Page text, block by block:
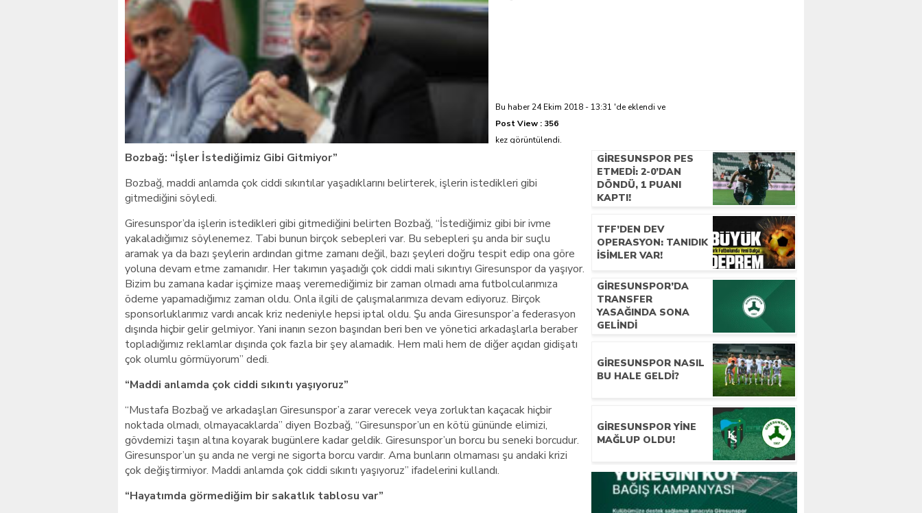
Giresunlu sürücü Orhangazi’de hayatını kaybetti
Bu haber 24 Ekim 2018 - 13:31 'de eklendi ve
Post View : 356
kez görüntülendi.
Bozbağ: “İşler İstediğimiz Gibi Gitmiyor”
Bozbağ, maddi anlamda çok ciddi sıkıntılar yaşadıklarını belirterek, işlerin istedikleri gibi
gitmediğini söyledi.
Giresunspor’da işlerin istedikleri gibi gitmediğini belirten Bozbağ, “İstediğimiz gibi bir ivme
yakaladığımız söylenemez. Tabi bunun birçok sebepleri var. Bu sebepleri şu anda bir suçlu
aramak ya da bazı şeylerin ardından gitme zamanı değil, bazı şeyleri doğru tespit edip ona göre
yoluna devam etme zamanıdır. Her takımın yaşadığı çok ciddi mali sıkıntıyı Giresunspor da yaşıyor.
Bizim bu zamana kadar işçimize maaş veremediğimiz bir zaman olmadı ama futbolcularımıza
ödeme yapamadığımız zaman oldu. Onla ilgili de çalışmalarımıza devam ediyoruz. Birçok
sponsorluklarımız vardı ancak kriz nedeniyle hepsi iptal oldu. Şu anda Giresunspor’a federasyon
dışında hiçbir gelir gelmiyor. Yani inanın sezon başından beri ben ve yönetici arkadaşlarla beraber
topladığımız reklamlar dışında çok fazla bir şey alamadık. Hem mali hem de diğer açıdan gidişatı
çok olumlu görmüyorum” dedi.
“Maddi anlamda çok ciddi sıkıntı yaşıyoruz”
“Mustafa Bozbağ ve arkadaşları Giresunspor’a zarar verecek veya zorluktan kaçacak hiçbir
noktada olmadı, olmayacaklarda” diyen Bozbağ, “Giresunspor’un en kötü gününde elimizi,
gövdemizi taşın altına koyarak bugünlere kadar geldik. Giresunspor’un borcu bu seneki borcudur.
Giresunspor’un şu anda ne vergi ne sigorta borcu vardır. Ama bunların olmaması şu andaki krizi
çok değiştirmiyor. Maddi anlamda çok ciddi sıkıntı yaşıyoruz” ifadelerini kullandı.
“Hayatımda görmediğim bir sakatlık tablosu var”
GIRESUNSPOR PES
ETMEDI: 2-0’DAN
DÖNDÜ, 1 PUANI
KAPTI!
TFF’DEN DEV
OPERASYON: TANIDIK
İSIMLER VAR!
GIRESUNSPOR’DA
TRANSFER
YASAĞINDA SONA
GELINDI
GIRESUNSPOR NASIL
BU HALE GELDI?
GIRESUNSPOR YINE
MAĞLUP OLDU!